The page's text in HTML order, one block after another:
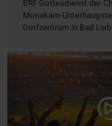
ERF Gottesdienst der
Monakam-
Dorfzentrum in Bad